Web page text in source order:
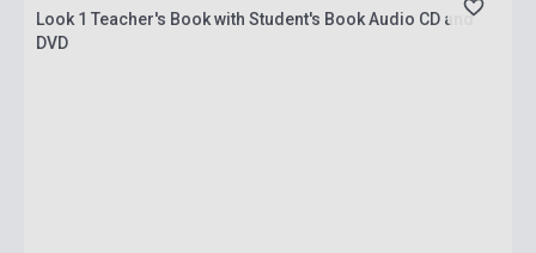
Look 1 Teacher's Book with Student's Book Audio CD and
DVD